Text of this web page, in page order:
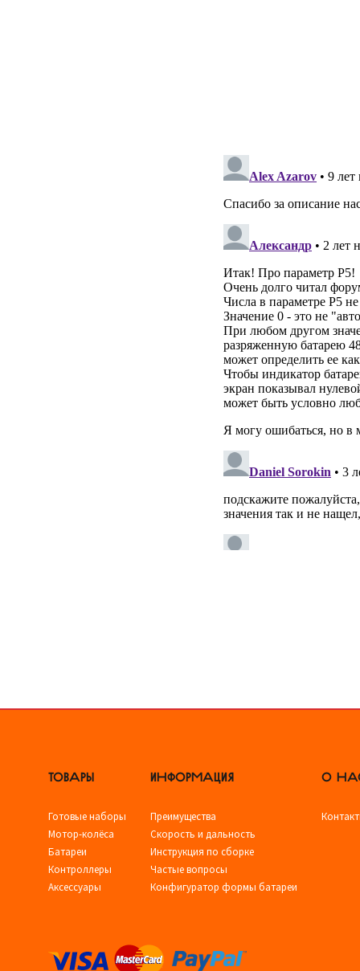
ТОВАРЫ
Готовые наборы
Мотор-колёса
Батареи
Контроллеры
Аксессуары
ИНФОРМАЦИЯ
Преимущества
Скорость и дальность
Инструкция по сборке
Частые вопросы
Конфигуратор формы батареи
О